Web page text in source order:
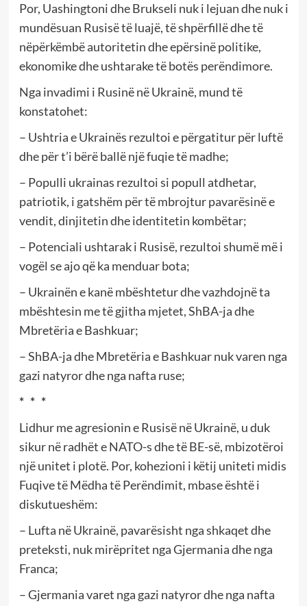
Por, Uashingtoni dhe Brukseli nuk i lejuan dhe nuk i
mundësuan Rusisë të luajë, të shpërfillë dhe të
nëpërkëmbë autoritetin dhe epërsinë politike,
ekonomike dhe ushtarake të botës perëndimore.
Nga invadimi i Rusinë në Ukrainë, mund të
konstatohet:
– Ushtria e Ukrainës rezultoi e përgatitur për luftë
dhe për t’i bërë ballë një fuqie të madhe;
– Populli ukrainas rezultoi si popull atdhetar,
patriotik, i gatshëm për të mbrojtur pavarësinë e
vendit, dinjitetin dhe identitetin kombëtar;
– Potenciali ushtarak i Rusisë, rezultoi shumë më i
vogël se ajo që ka menduar bota;
– Ukrainën e kanë mbështetur dhe vazhdojnë ta
mbështesin me të gjitha mjetet, ShBA-ja dhe
Mbretëria e Bashkuar;
– ShBA-ja dhe Mbretëria e Bashkuar nuk varen nga
gazi natyror dhe nga nafta ruse;
* * *
Lidhur me agresionin e Rusisë në Ukrainë, u duk
sikur në radhët e NATO-s dhe të BE-së, mbizotëroi
një unitet i plotë. Por, kohezioni i këtij uniteti midis
Fuqive të Mëdha të Perëndimit, mbase është i
diskutueshëm:
– Lufta në Ukrainë, pavarësisht nga shkaqet dhe
preteksti, nuk mirëpritet nga Gjermania dhe nga
Franca;
– Gjermania varet nga gazi natyror dhe nga nafta